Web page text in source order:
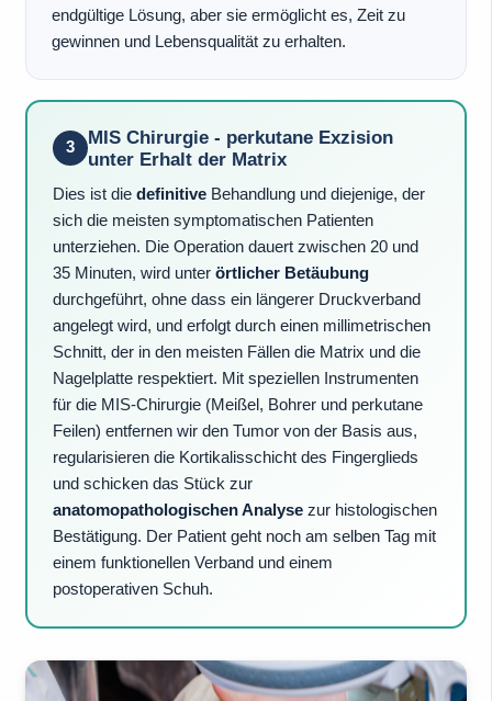
endgültige Lösung, aber sie ermöglicht es, Zeit zu
gewinnen und Lebensqualität zu erhalten.
3
MIS Chirurgie - perkutane Exzision
unter Erhalt der Matrix
Dies ist die definitiveBehandlung und diejenige, der
sich die meisten symptomatischen Patienten
unterziehen. Die Operation dauert zwischen 20 und
35 Minuten, wird unter örtlicher Betäubung
durchgeführt, ohne dass ein längerer Druckverband
angelegt wird, und erfolgt durch einen millimetrischen
Schnitt, der in den meisten Fällen die Matrix und die
Nagelplatte respektiert. Mit speziellen Instrumenten
für die MIS-Chirurgie (Meißel, Bohrer und perkutane
Feilen) entfernen wir den Tumor von der Basis aus,
regularisieren die Kortikalisschicht des Fingerglieds
und schicken das Stück zur
anatomopathologischen Analysezur histologischen
Bestätigung. Der Patient geht noch am selben Tag mit
einem funktionellen Verband und einem
postoperativen Schuh.